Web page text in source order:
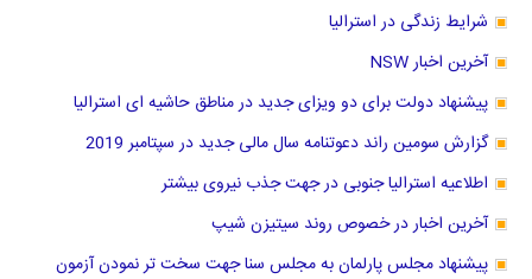
شرایط زندگی در استرالیا
آخرین اخبار NSW
پیشنهاد دولت برای دو ویزای جدید در مناطق حاشیه ای استرالیا
گزارش سومین راند دعوتنامه سال مالی جدید در سپتامبر 2019
اطلاعیه استرالیا جنوبی در جهت جذب نیروی بیشتر
آخرین اخبار در خصوص روند سیتیزن شیپ
پیشنهاد مجلس پارلمان به مجلس سنا جهت سخت تر نمودن آزمون